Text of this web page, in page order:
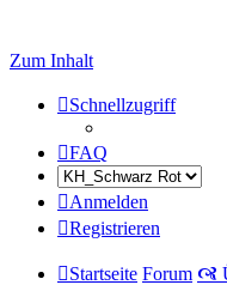
Zum Inhalt
Schnellzugriff
FAQ
Anmelden
Registrieren
Startseite Forum 🙧